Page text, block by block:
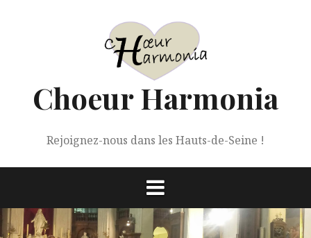
Choeur Harmonia
Rejoignez-nous dans les Hauts-de-Seine !